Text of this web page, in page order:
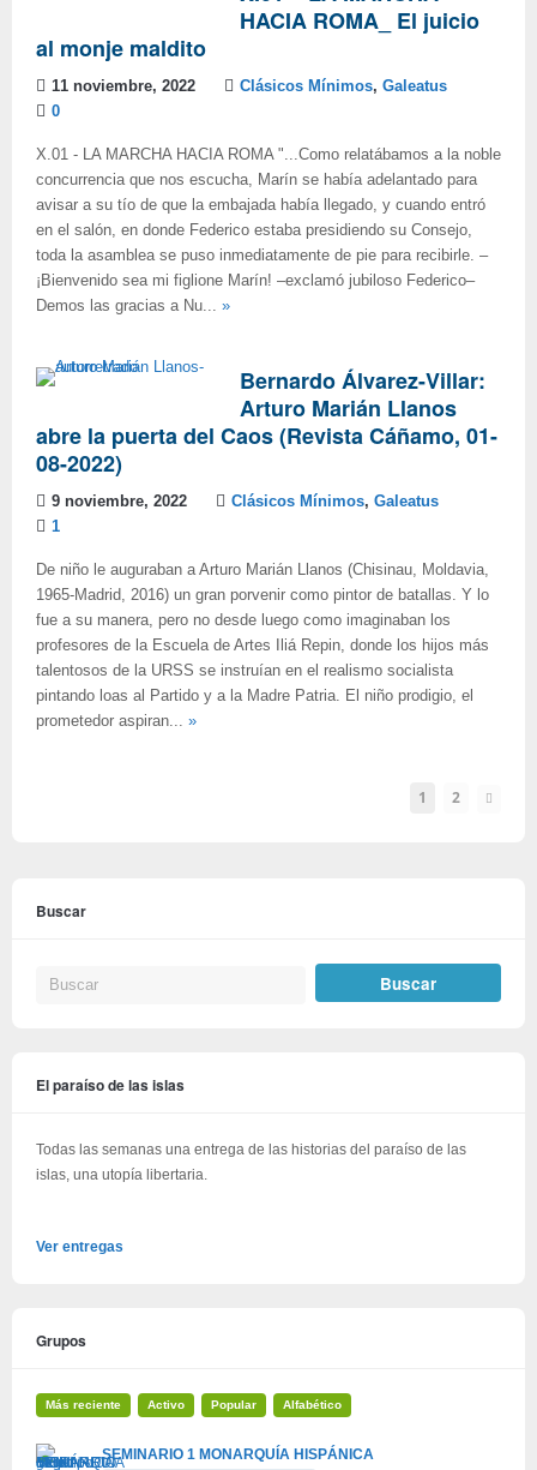
HACIA ROMA_ El juicio
al monje maldito
11 noviembre, 2022 Clásicos Mínimos, Galeatus
0
X.01 - LA MARCHA HACIA ROMA "...Como relatábamos a la noble
concurrencia que nos escucha, Marín se había adelantado para
avisar a su tío de que la embajada había llegado, y cuando entró
en el salón, en donde Federico estaba presidiendo su Consejo,
toda la asamblea se puso inmediatamente de pie para recibirle. ‒
¡Bienvenido sea mi figlione Marín! ‒exclamó jubiloso Federico‒
Demos las gracias a Nu... »
Bernardo Álvarez-Villar:
Arturo Marián Llanos
abre la puerta del Caos (Revista Cáñamo, 01-
08-2022)
9 noviembre, 2022 Clásicos Mínimos, Galeatus
1
De niño le auguraban a Arturo Marián Llanos (Chisinau, Moldavia,
1965-Madrid, 2016) un gran porvenir como pintor de batallas. Y lo
fue a su manera, pero no desde luego como imaginaban los
profesores de la Escuela de Artes Iliá Repin, donde los hijos más
talentosos de la URSS se instruían en el realismo socialista
pintando loas al Partido y a la Madre Patria. El niño prodigio, el
prometedor aspiran... »
1 2
Buscar
El paraíso de las islas
Todas las semanas una entrega de las historias del paraíso de las
islas, una utopía libertaria.
Ver entregas
Grupos
Más reciente Activo Popular Alfabético
SEMINARIO 1 MONARQUÍA HISPÁNICA